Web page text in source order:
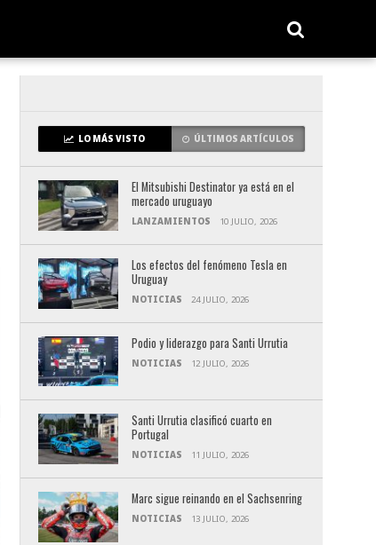
LO MÁS VISTO ÚLTIMOS ARTÍCULOS
El Mitsubishi Destinator ya está en el
mercado uruguayo
LANZAMIENTOS 10 JULIO, 2026
Los efectos del fenómeno Tesla en
Uruguay
NOTICIAS 24 JULIO, 2026
Podio y liderazgo para Santi Urrutia
NOTICIAS 12 JULIO, 2026
Santi Urrutia clasificó cuarto en
Portugal
NOTICIAS 11 JULIO, 2026
Marc sigue reinando en el Sachsenring
NOTICIAS 13 JULIO, 2026